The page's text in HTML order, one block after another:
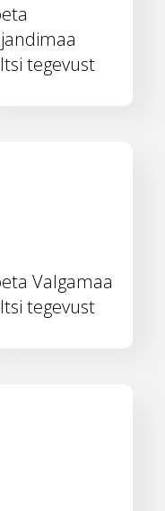
tegevust
Valgamaa
tegevust